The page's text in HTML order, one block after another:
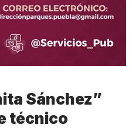
Sánchez”
técnico